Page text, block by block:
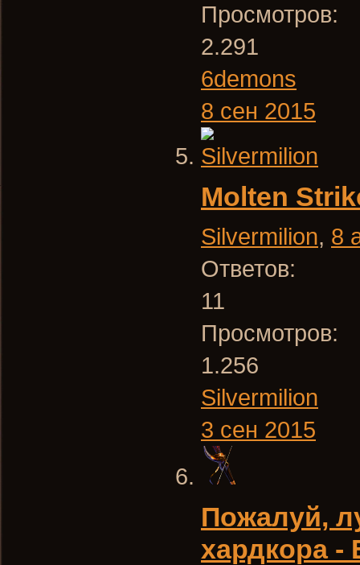
Просмотров:
2.291
6demons
8 сен 2015
Molten
Silvermilion, 8
Ответов:
11
Просмотров:
1.256
Silvermilion
3 сен 2015
Пожалуй,
хардкора -